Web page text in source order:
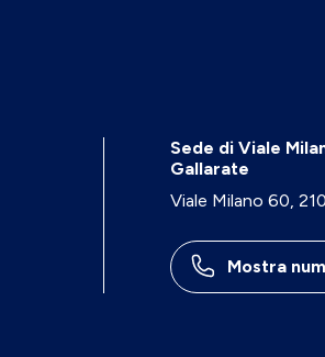
Sede di Viale
Gallarate
Viale Milano 60,
Mostra